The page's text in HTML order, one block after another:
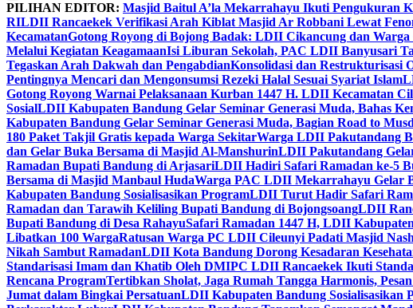
PILIHAN EDITOR: Masjid Baitul A’la Mekarrahayu Ikuti Pengukuran
RILDII Rancaekek Verifikasi Arah Kiblat Masjid Ar Robbani Lewat
KecamatanGotong Royong di Bojong Badak: LDII Cikancung dan
Melalui Kegiatan KeagamaanIsi Liburan Sekolah, PAC LDII Banyusari
Tegaskan Arah Dakwah dan PengabdianKonsolidasi dan Restrukturisasi
Pentingnya Mencari dan Mengonsumsi Rezeki Halal Sesuai Syariat Islam
Gotong Royong Warnai Pelaksanaan Kurban 1447 H. LDII Kecamatan
SosialLDII Kabupaten Bandung Gelar Seminar Generasi Muda, Bahas
Kabupaten Bandung Gelar Seminar Generasi Muda, Bagian Road to
180 Paket Takjil Gratis kepada Warga SekitarWarga LDII Pakutandang
dan Gelar Buka Bersama di Masjid Al-ManshurinLDII Pakutandang
Ramadan Bupati Bandung di ArjasariLDII Hadiri Safari Ramadan ke-5
Bersama di Masjid Manbaul HudaWarga PAC LDII Mekarrahayu Gelar
Kabupaten Bandung Sosialisasikan ProgramLDII Turut Hadir Safari
Ramadan dan Tarawih Keliling Bupati Bandung di BojongsoangLDII
Bupati Bandung di Desa RahayuSafari Ramadan 1447 H, LDII
Libatkan 100 WargaRatusan Warga PC LDII Cileunyi Padati Masjid
Nikah Sambut RamadanLDII Kota Bandung Dorong Kesadaran
Standarisasi Imam dan Khatib Oleh DMIPC LDII Rancaekek Ikuti
Rencana ProgramTertibkan Sholat, Jaga Rumah Tangga Harmonis,
Jumat dalam Bingkai PersatuanLDII Kabupaten Bandung